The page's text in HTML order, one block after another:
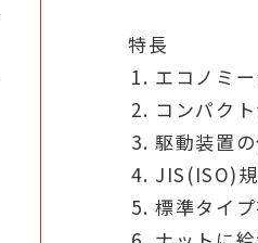
特長
エコノミ
コンパク
駆動装置の
JIS(ISO)規
標準タイ